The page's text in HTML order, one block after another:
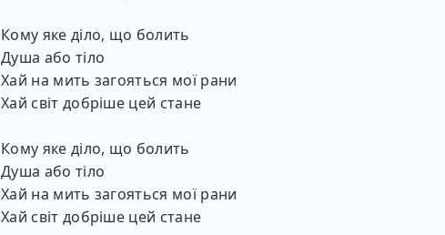
Кому яке діло, що болить
Душа або тіло
Хай на мить загояться мої рани
Хай світ добріше цей стане
Кому яке діло, що болить
Душа або тіло
Хай на мить загояться мої рани
Хай світ добріше цей стане